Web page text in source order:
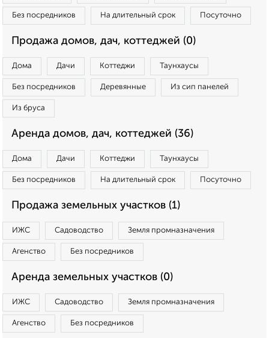
Без посредников На длительный срок Посуточно
Продажа домов, дач, коттеджей (0)
Дома Дачи Коттеджи Таунхаусы
Без посредников Деревянные Из сип панелей
Из бруса
Аренда домов, дач, коттеджей (36)
Дома Дачи Коттеджи Таунхаусы
Без посредников На длительный срок Посуточно
Продажа земельных участков (1)
ИЖС Садоводство Земля промназначения
Агенство Без посредников
Аренда земельных участков (0)
ИЖС Садоводство Земля промназначения
Агенство Без посредников